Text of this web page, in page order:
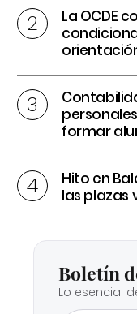
La OCDE
formar
Hito en
las plazas
Boletín
Lo esencial